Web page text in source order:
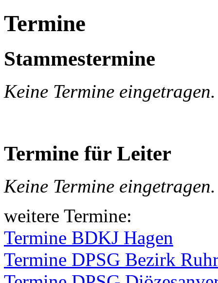
Termine
Stammestermine
Keine Termine eingetragen.
Termine für Leiter
Keine Termine eingetragen.
weitere Termine:
Termine BDKJ Hagen
Termine DPSG Bezirk